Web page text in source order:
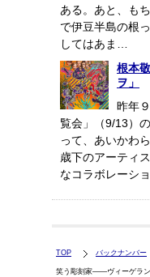
ある。あと、も
で伊豆半島の根
してはあま…
根本
ヲ」
昨年
覧会」（9/13）
って、あいかわ
歳下のアーティ
なコラボレーシ
TOP バックナンバー
笑う彫刻家――ヴィーゲラン